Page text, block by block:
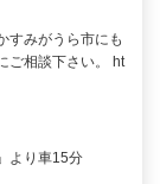
すみがうら市にも
ご相談下さい。 ht
より車15分